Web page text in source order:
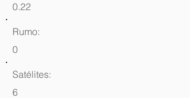
0.22
Rumo:
0
Satélites:
6